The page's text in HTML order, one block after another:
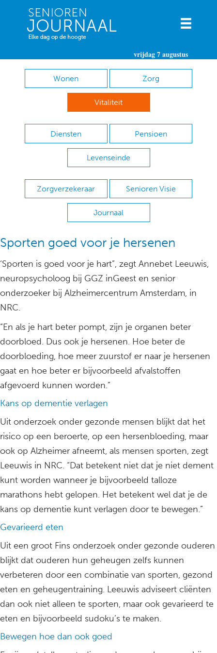
vrijdag 7 augustus
Wonen Zorg
Vitaliteit
Diensten Pensioen
Levenseinde
Zorgverzekeraar Senioren Visie
Journaal
Sporten goed voor je hersenen
‘Sporten is goed voor je hart”, zegt Annebet Leeuwis,
neuropsycholoog bij GGZ inGeest en senior
onderzoeker bij Alzheimercentrum Amsterdam, in
NRC.
“En als je hart beter pompt, zijn je organen beter
doorbloed. Dus ook je hersenen. Hoe beter de
doorbloeding, hoe meer zuurstof er naar je hersenen
gaat en hoe beter er bijvoorbeeld afvalstoffen
afgevoerd kunnen worden.”
Kans op dementie verlagen
Uit onderzoek onder gezonde mensen blijkt dat het
risico op een beroerte, op een hersenbloeding, maar
ook op Alzheimer afneemt, als mensen sporten, zegt
Leeuwis in NRC. “Dat betekent niet dat je niet dement
kunt worden wanneer je bijvoorbeeld talloze
marathons hebt gelopen. Het betekent wel dat je de
kans op dementie kunt verlagen door te bewegen.”
Gevarieerd eten
Uit een groot Fins onderzoek onder gezonde ouderen
blijkt dat ouderen hun geheugen zelfs kunnen
verbeteren door een combinatie van sporten, gezond
eten en geheugentraining. Leeuwis adviseert cliënten
dan ook niet alleen te sporten, maar ook gevarieerd te
eten en bijvoorbeeld sudoku’s te maken.
Bewegen hoe dan ook goed